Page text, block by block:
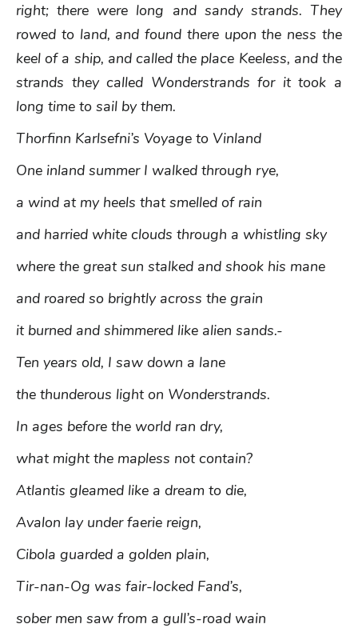
right; there were long and sandy strands. They
rowed to land, and found there upon the ness the
keel of a ship, and called the place Keeless, and the
strands they called Wonderstrands for it took a
long time to sail by them.
Thorfinn Karlsefni’s Voyage to Vinland
One inland summer I walked through rye,
a wind at my heels that smelled of rain
and harried white clouds through a whistling sky
where the great sun stalked and shook his mane
and roared so brightly across the grain
it burned and shimmered like alien sands.-
Ten years old, I saw down a lane
the thunderous light on Wonderstrands.
In ages before the world ran dry,
what might the mapless not contain?
Atlantis gleamed like a dream to die,
Avalon lay under faerie reign,
Cibola guarded a golden plain,
Tir-nan-Og was fair-locked Fand’s,
sober men saw from a gull’s-road wain